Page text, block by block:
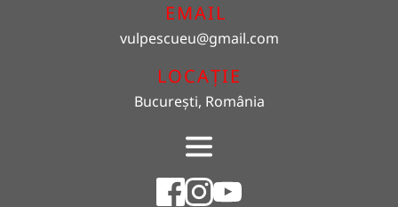
EMAIL
vulpescueu@gmail.com
LOCAȚIE
București, România